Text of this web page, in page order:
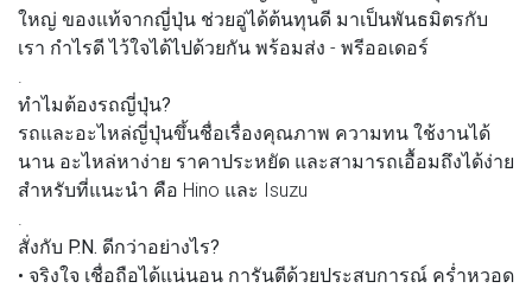
ใหญ่ ของแท้จากญี่ปุ่น ช่วยอู่ได้ต้นทุนดี มาเป็นพันธมิตรกับ
เรา กำไรดี ไว้ใจได้ไปด้วยกัน พร้อมส่ง - พรีออเดอร์
ทำไมต้องรถญี่ปุ่น?
รถและอะไหล่ญี่ปุ่นขึ้นชื่อเรื่องคุณภาพ ความทน ใช้งานได้
นาน อะไหล่หาง่าย ราคาประหยัด และสามารถเอื้อมถึงได้ง่าย
สำหรับที่แนะนำ คือ Hino และ Isuzu
สั่งกับ P.N. ดีกว่าอย่างไร?
• จริงใจ เชื่อถือได้แน่นอน การันตีด้วยประสบการณ์ คร่ำหวอด